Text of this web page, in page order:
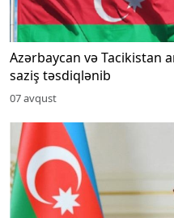
Azərbaycan və Tacikistan
saziş təsdiqlənib
07 avqust